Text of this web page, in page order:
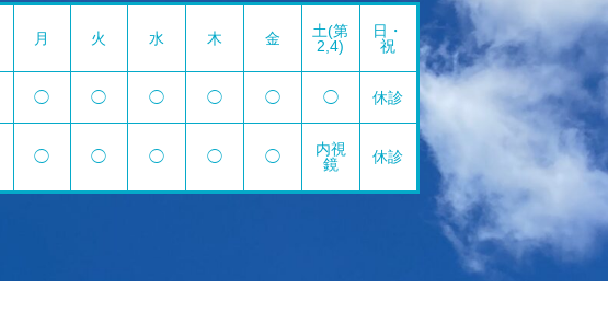
月 火 水 木 金
土(第
2,4)
日・
祝
◯ ◯ ◯ ◯ ◯ ◯ 休診
◯ ◯ ◯ ◯ ◯
内視
鏡
休診